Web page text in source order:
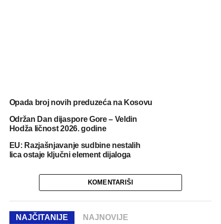
Opada broj novih preduzeća na Kosovu
Održan Dan dijaspore Gore – Veldin
Hodža ličnost 2026. godine
EU: Razjašnjavanje sudbine nestalih
lica ostaje ključni element dijaloga
KOMENTARIŠI
NAJČITANIJE NAJNOVIJE